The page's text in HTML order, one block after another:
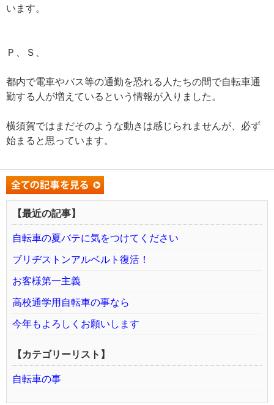
います。
Ｐ、Ｓ、
都内で電車やバス等の通勤を恐れる人たちの間で自転車通
勤する人が増えているという情報が入りました。
横須賀ではまだそのような動きは感じられませんが、必ず
始まると思っています。
【最近の記事】
自転車の夏バテに気をつけてください
ブリヂストンアルベルト復活！
お客様第一主義
高校通学用自転車の事なら
今年もよろしくお願いします
【カテゴリーリスト】
自転車の事